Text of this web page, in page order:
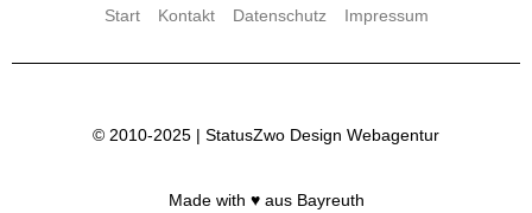
Start Kontakt Datenschutz Impressum
Made with ♥ aus Bayreuth
© 2010-2025 | StatusZwo Design Webagentur